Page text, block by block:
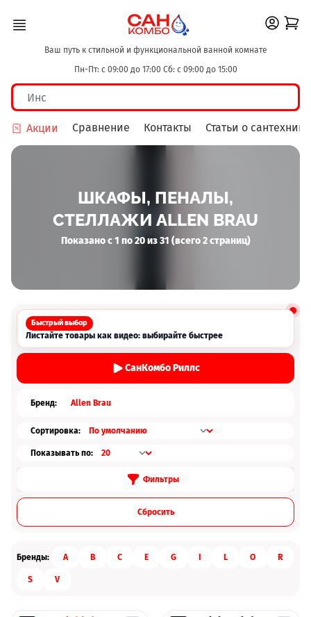
Ваш путь к стильной и функциональной ванной комнате
Пн-Пт: с 09:00 до 17:00 Сб: с 09:00 до 15:00
Акции Сравнение Контакты Статьи о сантехнике
ШКАФЫ, ПЕНАЛЫ,
СТЕЛЛАЖИ ALLEN BRAU
Показано с 1 по 20 из 31 (всего 2 страниц)
Быстрый выбор
Листайте товары как видео: выбирайте быстрее
СанКомбо Риллс
Бренд: Allen Brau
Сортировка:
Показывать по:
Фильтры
Cбросить
Бренды: A B C E G L O R
S V